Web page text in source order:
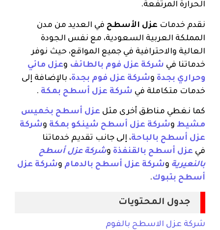
الحرارة المرتفعة.
نقدم خدمات عزل الأسطح في العديد من مدن
المملكة العربية السعودية، مع نفس الجودة
العالية والاحترافية في جميع المواقع، حيث نوفر
خدماتنا في شركة عزل فوم بالطائف وعزل مائي
وحراري بجدة وشركة عزل فوم بجدة، بالإضافة إلى
خدمات متكاملة في شركة عزل أسطح بمكة .
كما نغطي مناطق أخرى مثل عزل أسطح بخميس
مشيط وشركة عزل أسطح شينكو بمكة وشركة
عزل أسطح بالباحة، إلى جانب تقديم خدماتنا
في عزل أسطح بالقنفذة وشركة عزل أسطح
بالنعيرية وشركة عزل أسطح بالدمام وشركة عزل
أسطح بتبوك.
جدول المحتويات
شركة عزل الاسطح بالفوم